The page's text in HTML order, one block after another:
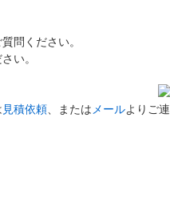
問ください。
い。
見積依頼 、または メールよりご連